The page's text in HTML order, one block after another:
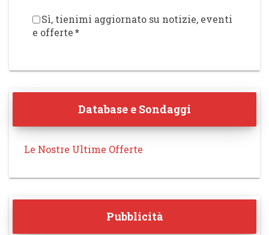
Sì, tienimi aggiornato su notizie, eventi
e offerte*
Database e Sondaggi
Le Nostre Ultime Offerte
Pubblicità